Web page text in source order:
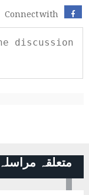
Connect with
متعلقہ مراسلہ